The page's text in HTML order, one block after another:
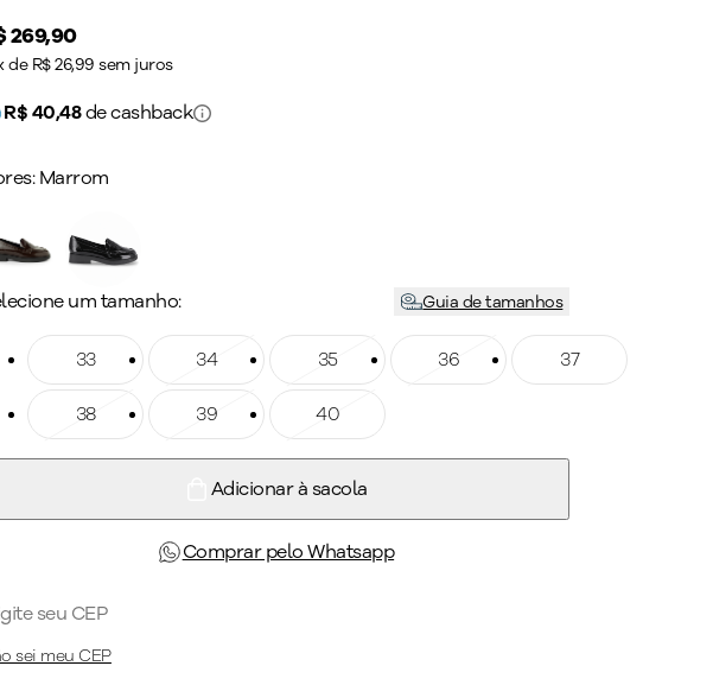
269,90
de R$ 26,99 sem juros
R$40,48de cashback
Marrom
um tamanho: Guia de tamanhos
Tamanho: 33
33 Tamanho: 34
34 Tamanho: 35
35 Tamanho: 36
36 Tamanho: 37
37
Tamanho: 38
38 Tamanho: 39
39 Tamanho: 40
40
Adicionar à sacola
Comprar pelo Whatsapp
sei meu CEP